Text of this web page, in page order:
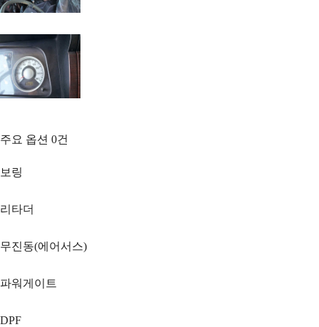
주요 옵션 0건
보링
리타더
무진동(에어서스)
파워게이트
DPF